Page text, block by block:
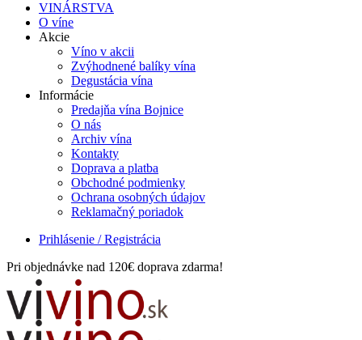
VINÁRSTVA
O víne
Akcie
Víno v akcii
Zvýhodnené balíky vína
Degustácia vína
Informácie
Predajňa vína Bojnice
O nás
Archiv vína
Kontakty
Doprava a platba
Obchodné podmienky
Ochrana osobných údajov
Reklamačný poriadok
Prihlásenie / Registrácia
Pri objednávke nad 120€ doprava zdarma!